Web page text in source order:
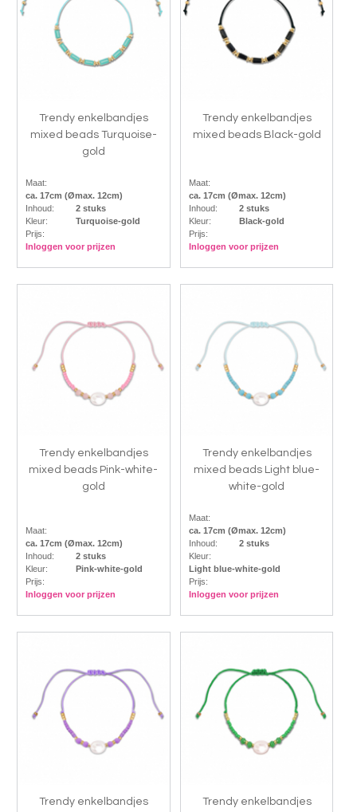
Trendy enkelbandjes
mixed beads Turquoise-
gold
Maat:
ca. 17cm (Ømax. 12cm)
Inhoud:
2 stuks
Kleur:
Turquoise-gold
Prijs:
Inloggen voor prijzen
Trendy enkelbandjes
mixed beads Black-gold
Maat:
ca. 17cm (Ømax. 12cm)
Inhoud:
2 stuks
Kleur:
Black-gold
Prijs:
Inloggen voor prijzen
Trendy enkelbandjes
mixed beads Pink-white-
gold
Maat:
ca. 17cm (Ømax. 12cm)
Inhoud:
2 stuks
Kleur:
Pink-white-gold
Prijs:
Inloggen voor prijzen
Trendy enkelbandjes
mixed beads Light blue-
white-gold
Maat:
ca. 17cm (Ømax. 12cm)
Inhoud:
2 stuks
Kleur:
Light blue-white-gold
Prijs:
Inloggen voor prijzen
Trendy enkelbandjes
Trendy enkelbandjes